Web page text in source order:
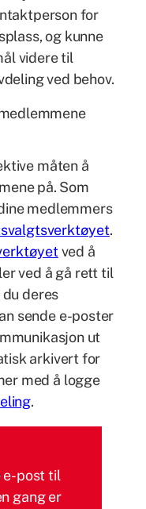
for
og kunne
videre til
ved behov.
måten å
på. Som
medlemmers
.
ved å
ved å gå rett til
deres
sende e-poster
ut
arkivert for
med å logge
.
e-post til
gang er